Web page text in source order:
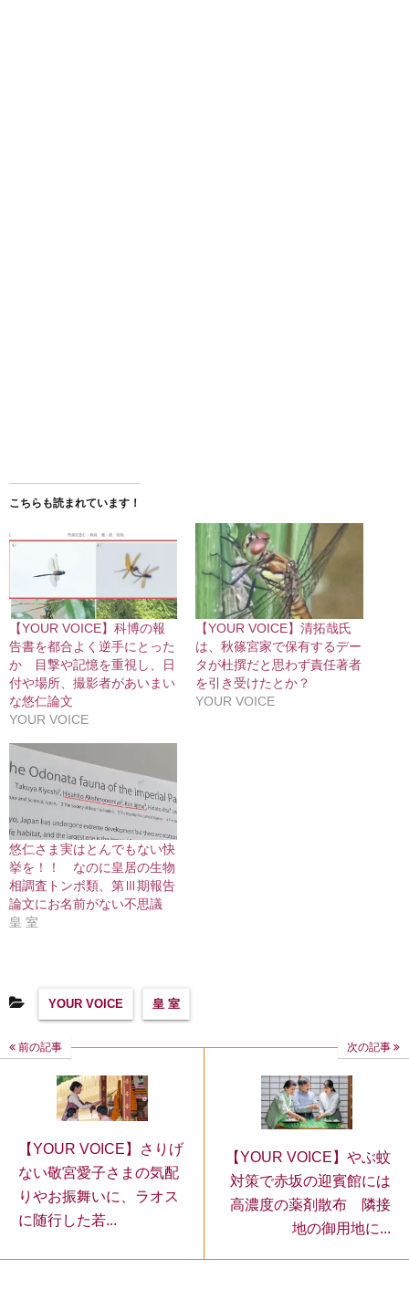
こちらも読まれています！
【YOUR VOICE】科博の報
告書を都合よく逆手にとった
か 目撃や記憶を重視し、日
付や場所、撮影者があいまい
な悠仁論文
YOUR VOICE
【YOUR VOICE】清拓哉氏
は、秋篠宮家で保有するデー
タが杜撰だと思わず責任著者
を引き受けたとか？
YOUR VOICE
悠仁さま実はとんでもない快
挙を！！ なのに皇居の生物
相調査トンボ類、第Ⅲ期報告
論文にお名前がない不思議
皇 室
YOUR VOICE 皇 室
前の記事
【YOUR VOICE】さりげ
ない敬宮愛子さまの気配
りやお振舞いに、ラオス
に随行した若...
次の記事
【YOUR VOICE】やぶ蚊
対策で赤坂の迎賓館には
高濃度の薬剤散布 隣接
地の御用地に...